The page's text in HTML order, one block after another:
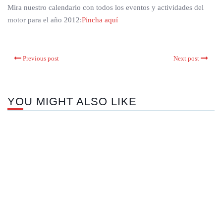
Mira nuestro calendario con todos los eventos y actividades del
motor para el año 2012:Pincha aquí
Previous post Next post
YOU MIGHT ALSO LIKE